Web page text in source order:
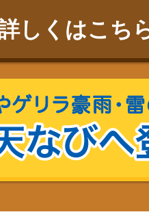
しくはこち